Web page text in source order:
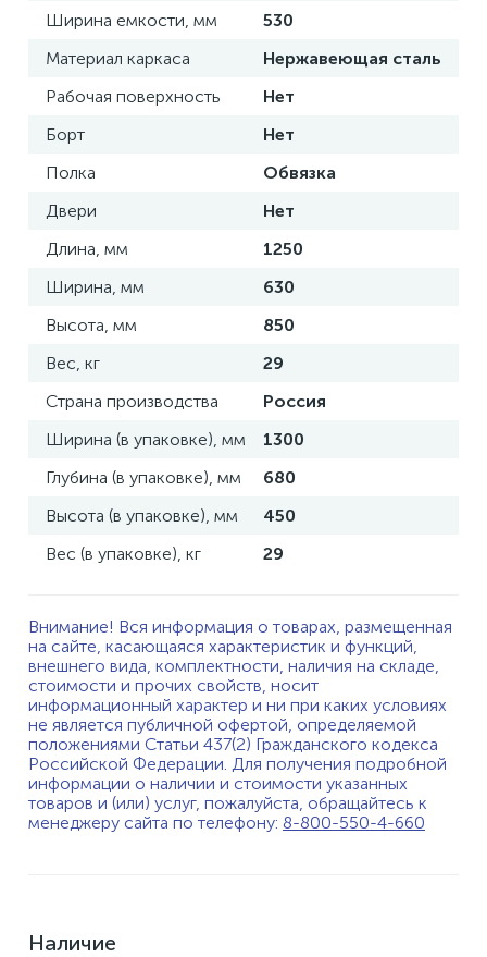
Ширина емкости, мм
530
Материал каркаса
Нержавеющая сталь
Рабочая поверхность
Нет
Борт
Нет
Полка
Обвязка
Двери
Нет
Длина, мм
1250
Ширина, мм
630
Высота, мм
850
Вес, кг
29
Страна производства
Россия
Ширина (в упаковке), мм
1300
Глубина (в упаковке), мм
680
Высота (в упаковке), мм
450
Вес (в упаковке), кг
29
Внимание! Вся информация о товарах, размещенная
на сайте, касающаяся характеристик и функций,
внешнего вида, комплектности, наличия на складе,
стоимости и прочих свойств, носит
информационный характер и ни при каких условиях
не является публичной офертой, определяемой
положениями Статьи 437(2) Гражданского кодекса
Российской Федерации. Для получения подробной
информации о наличии и стоимости указанных
товаров и (или) услуг, пожалуйста, обращайтесь к
менеджеру сайта по телефону: 8-800-550-4-660
Наличие